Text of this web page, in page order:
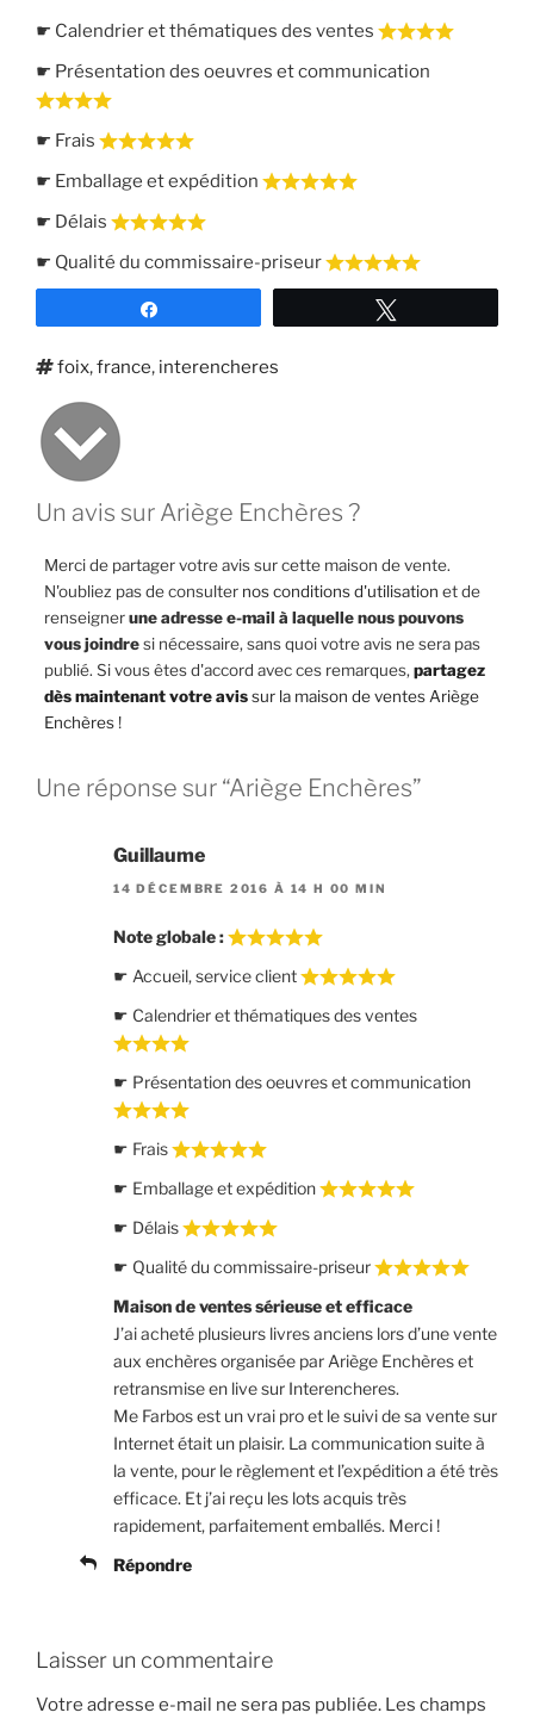
☛ Calendrier et thématiques des ventes
☛ Présentation des oeuvres et communication
☛ Frais
☛ Emballage et expédition
☛ Délais
☛ Qualité du commissaire-priseur
Étiquettes
foix,france, interencheres
Un avis sur Ariège Enchères ?
Merci de partager votre avis sur cette maison de vente.
N'oubliez pas de consulter nos conditions d'utilisation et de
renseignerune adresse e-mail à laquelle nous pouvons
vous joindresi nécessaire, sans quoi votre avis ne sera pas
publié. Si vous êtes d'accord avec ces remarques, partagez
dès maintenant votre avissur la maison de ventes Ariège
Enchères!
Une réponse sur “Ariège Enchères”
Guillaume
14 DÉCEMBRE 2016 À 14 H 00 MIN
Note globale :
☛ Accueil, service client
☛ Calendrier et thématiques des ventes
☛ Présentation des oeuvres et communication
☛ Frais
☛ Emballage et expédition
☛ Délais
☛ Qualité du commissaire-priseur
Maison de ventes sérieuse et efficace
J’ai acheté plusieurs livres anciens lors d’une vente
aux enchères organisée par Ariège Enchères et
retransmise en live sur Interencheres.
Me Farbos est un vrai pro et le suivi de sa vente sur
Internet était un plaisir. La communication suite à
la vente, pour le règlement et l’expédition a été très
efficace. Et j’ai reçu les lots acquis très
rapidement, parfaitement emballés. Merci !
Répondre
Laisser un commentaire
Votre adresse e-mail ne sera pas publiée. Les champs